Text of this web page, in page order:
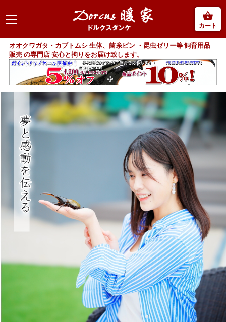
カート
オオクワガタ・カブトムシ 生体、菌糸ビン ・昆虫ゼリー等 飼育用品
販売 の専門店 安心と拘りをお届け致します。